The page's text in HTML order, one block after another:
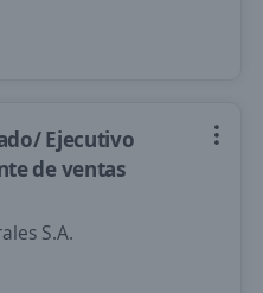
Ejecutivo
de ventas
S.A.